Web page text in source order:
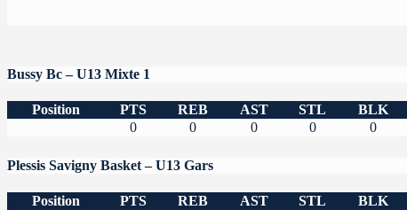
Bussy Bc – U13 Mixte 1
Position PTS REB AST STL BLK
0
0 0 0 0
Plessis Savigny Basket – U13 Gars
Position PTS REB AST STL BLK